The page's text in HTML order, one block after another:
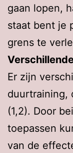
gaan lopen,
staat bent je
grens te
Er zijn
duurtraining,
(1,2). Door
toepassen
van de